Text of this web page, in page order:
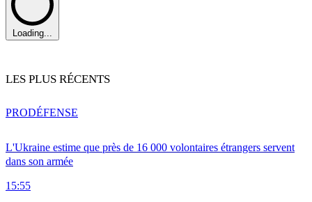
Loading...
LES PLUS RÉCENTS
L'Ukraine estime que près de 16 000 volontaires étrangers servent
dans son armée
15:55
PRODÉFENSE